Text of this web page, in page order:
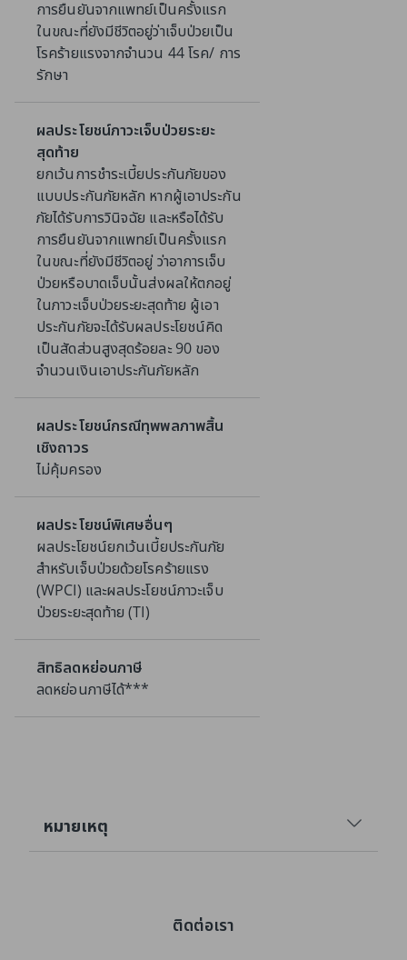
การยืนยันจากแพทย์เป็นครั้งแรก
ในขณะที่ยังมีชีวิตอยู่ว่าเจ็บป่วยเป็น
โรคร้ายแรงจากจำนวน 44 โรค/ การ
รักษา
ผลประโยชน์ภาวะเจ็บป่วยระยะ
สุดท้าย
ยกเว้นการชำระเบี้ยประกันภัยของ
แบบประกันภัยหลัก หากผู้เอาประกัน
ภัยได้รับการวินิจฉัย และหรือได้รับ
การยืนยันจากแพทย์เป็นครั้งแรก
ในขณะที่ยังมีชีวิตอยู่ ว่าอาการเจ็บ
ป่วยหรือบาดเจ็บนั้นส่งผลให้ตกอยู่
ในภาวะเจ็บป่วยระยะสุดท้าย ผู้เอา
ประกันภัยจะได้รับผลประโยชน์คิด
เป็นสัดส่วนสูงสุดร้อยละ 90 ของ
จำนวนเงินเอาประกันภัยหลัก
ผลประโยชน์กรณีทุพพลภาพสิ้น
เชิงถาวร
ไม่คุ้มครอง
ผลประโยชน์พิเศษอื่นๆ
ผลประโยชน์ยกเว้นเบี้ยประกันภัย
สำหรับเจ็บป่วยด้วยโรคร้ายแรง
(WPCI) และผลประโยชน์ภาวะเจ็บ
ป่วยระยะสุดท้าย (TI)
สิทธิลดหย่อนภาษี
ลดหย่อนภาษีได้***
หมายเหตุ
ติดต่อเรา